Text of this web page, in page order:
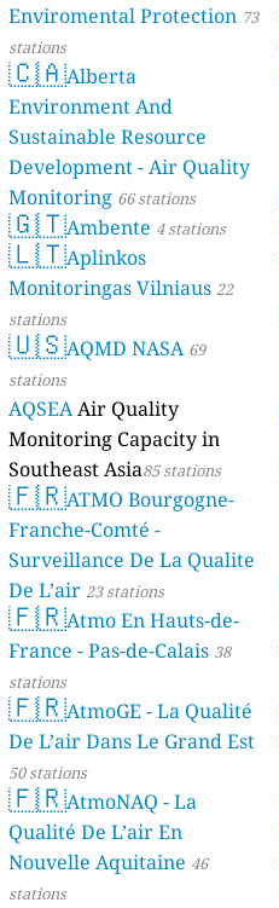
Enviromental Protection 73
stations
🇨🇦Alberta
Environment And
Sustainable Resource
Development - Air Quality
Monitoring 66 stations
🇬🇹Ambente 4 stations
🇱🇹Aplinkos
Monitoringas Vilniaus 22
stations
🇺🇸AQMD NASA 69
stations
AQSEAAir Quality
Monitoring Capacity in
Southeast Asia85 stations
🇫🇷ATMO Bourgogne-
Franche-Comté -
Surveillance De La Qualite
De L’air 23 stations
🇫🇷Atmo En Hauts-de-
France - Pas-de-Calais 38
stations
🇫🇷AtmoGE - La Qualité
De L’air Dans Le Grand Est
50 stations
🇫🇷AtmoNAQ - La
Qualité De L’air En
Nouvelle Aquitaine 46
stations